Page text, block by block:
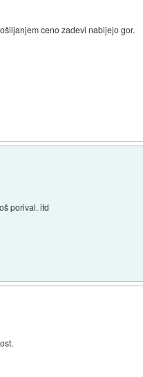
ceno zadevi nabijejo gor.
porival. itd